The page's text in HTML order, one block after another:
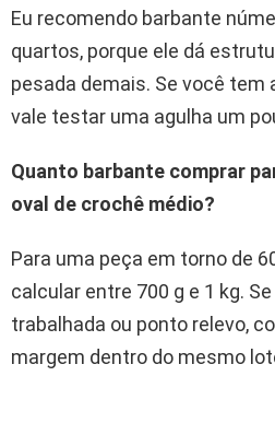
Eu recomendo barbante
quartos, porque ele dá
pesada demais. Se você tem
vale testar uma agulha um
Quanto barbante comprar
oval de crochê médio?
Para uma peça em torno de
calcular entre 700 g e 1 kg.
trabalhada ou ponto relevo,
margem dentro do mesmo